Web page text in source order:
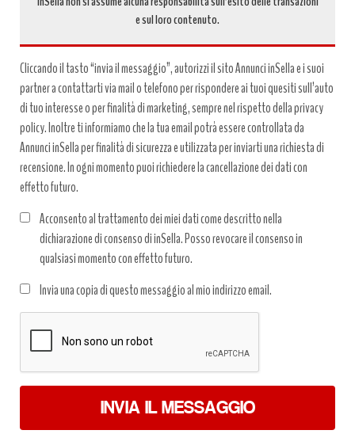
e sul loro contenuto.
Cliccando il tasto “invia il messaggio”, autorizzi il sito Annunci inSella e i suoi
partner a contattarti via mail o telefono per rispondere ai tuoi quesiti sull’auto
di tuo interesse o per finalità di marketing, sempre nel rispetto della privacy
policy. Inoltre ti informiamo che la tua email potrà essere controllata da
Annunci inSella per finalità di sicurezza e utilizzata per inviarti una richiesta di
recensione. In ogni momento puoi richiedere la cancellazione dei dati con
effetto futuro.
Acconsento al trattamento dei miei dati come descritto nella
dichiarazione di consenso di inSella. Posso revocare il consenso in
qualsiasi momento con effetto futuro.
dati
*
Invia una copia di questo messaggio al mio indirizzo email.
INVIA IL MESSAGGIO